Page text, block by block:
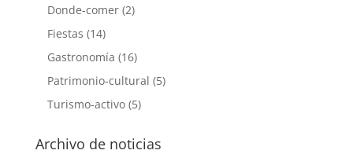
Donde-comer(2)
Fiestas (14)
Gastronomía (16)
Patrimonio-cultural (5)
Turismo-activo(5)
Archivo de noticias